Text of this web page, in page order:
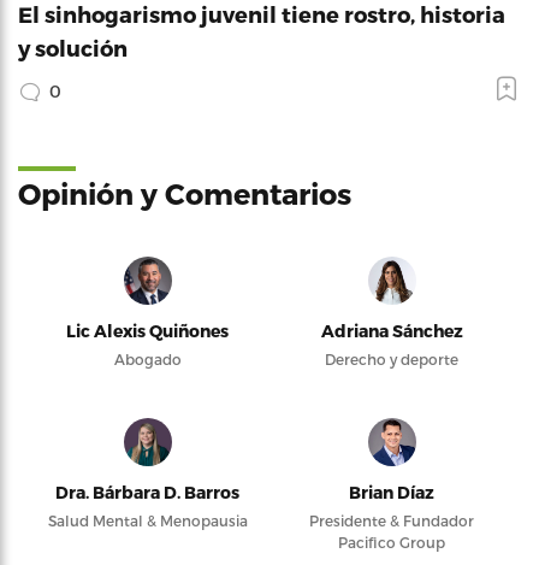
El sinhogarismo juvenil tiene rostro, historia
y solución
0
Opinión y Comentarios
Lic Alexis Quiñones
Abogado
Adriana Sánchez
Derecho y deporte
Dra. Bárbara D. Barros
Salud Mental & Menopausia
Brian Díaz
Presidente & Fundador
Pacifico Group